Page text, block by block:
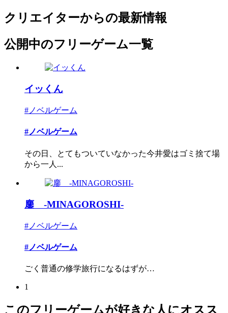
クリエイターからの最新情報
公開中のフリーゲーム一覧
イッくん
#ノベルゲーム
#ノベルゲーム
その日、とてもついていなかった今井愛はゴミ捨て場
から一人...
鏖 -MINAGOROSHI-
#ノベルゲーム
#ノベルゲーム
ごく普通の修学旅行になるはずが…
1
このフリーゲームが好きな人にオスス